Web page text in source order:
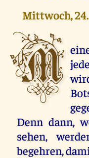
Mittwoch, 24.
M
Denn dann,
sehen,
begehren,